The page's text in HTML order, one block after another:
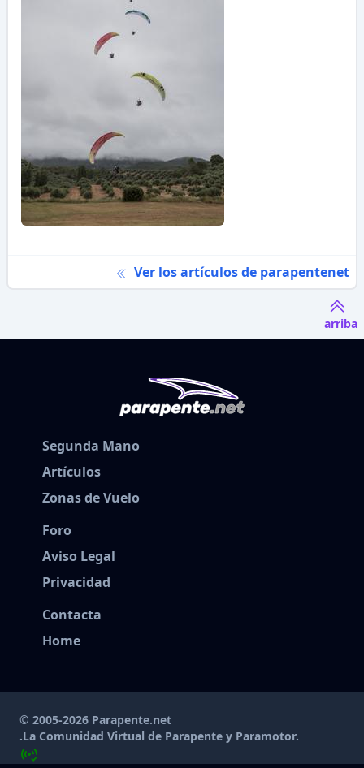
Ver los artículos de parapentenet
arriba
Segunda Mano
Artículos
Zonas de Vuelo
Foro
Aviso Legal
Privacidad
Contacta
Home
© 2005-2026 Parapente.net
.La Comunidad Virtual de Parapente y Paramotor.